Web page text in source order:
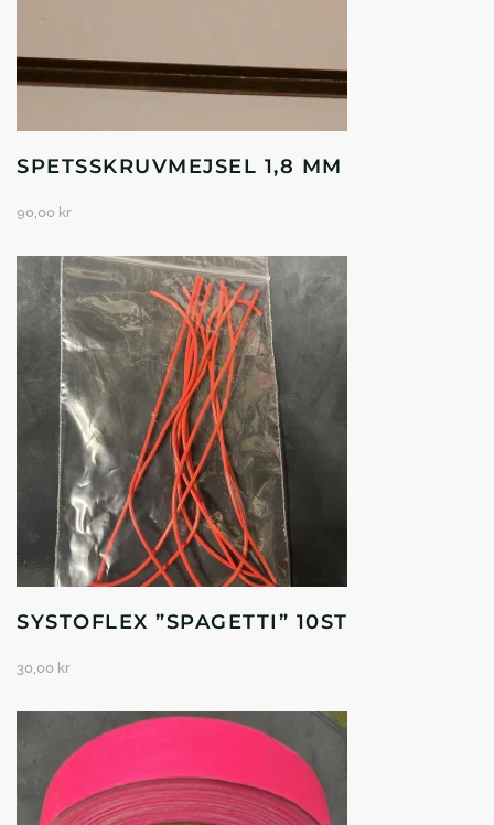
SPETSSKRUVMEJSEL 1,8 MM
90,00 kr
SYSTOFLEX ”SPAGETTI” 10ST
30,00 kr